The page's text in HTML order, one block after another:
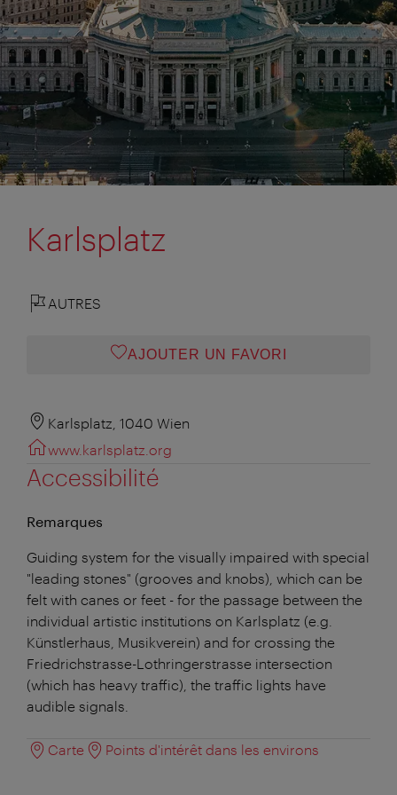
Karlsplatz
AUTRES
AJOUTER UN FAVORI
Karlsplatz, 1040 Wien
www.karlsplatz.org
Accessibilité
Remarques
Guiding system for the visually impaired with special
"leading stones" (grooves and knobs), which can be
felt with canes or feet - for the passage between the
individual artistic institutions on Karlsplatz (e.g.
Künstlerhaus, Musikverein) and for crossing the
Friedrichstrasse-Lothringerstrasse intersection
(which has heavy traffic), the traffic lights have
audible signals.
Carte Points d'intérêt dans les environs